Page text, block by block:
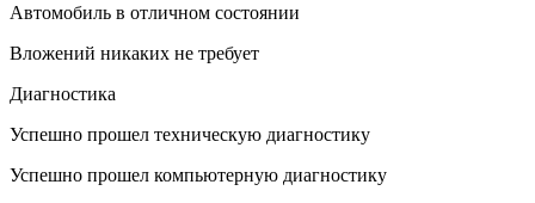
Автомобиль в отличном состоянии
Вложений никаких не требует
Диагностика
Успешно прошел техническую диагностику
Успешно прошел компьютерную диагностику